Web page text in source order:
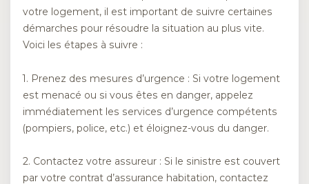
votre logement, il est important de suivre certaines
démarches pour résoudre la situation au plus vite.
Voici les étapes à suivre :
1. Prenez des mesures d’urgence : Si votre logement
est menacé ou si vous êtes en danger, appelez
immédiatement les services d’urgence compétents
(pompiers, police, etc.) et éloignez-vous du danger.
2. Contactez votre assureur : Si le sinistre est couvert
par votre contrat d’assurance habitation, contactez